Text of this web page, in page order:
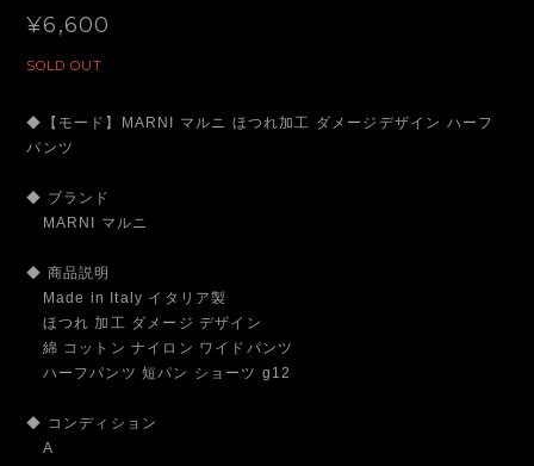
¥6,600
SOLD OUT
◆【モード】MARNI マルニ ほつれ加工 ダメージデザイン ハーフ
パンツ
◆ ブランド
MARNI マルニ
◆ 商品説明
Made in Italy イタリア製
ほつれ 加工 ダメージ デザイン
綿 コットン ナイロン ワイドパンツ
ハーフパンツ 短パン ショーツ g12
◆ コンディション
A